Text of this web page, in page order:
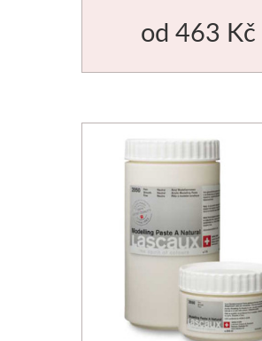
od 463 Kč